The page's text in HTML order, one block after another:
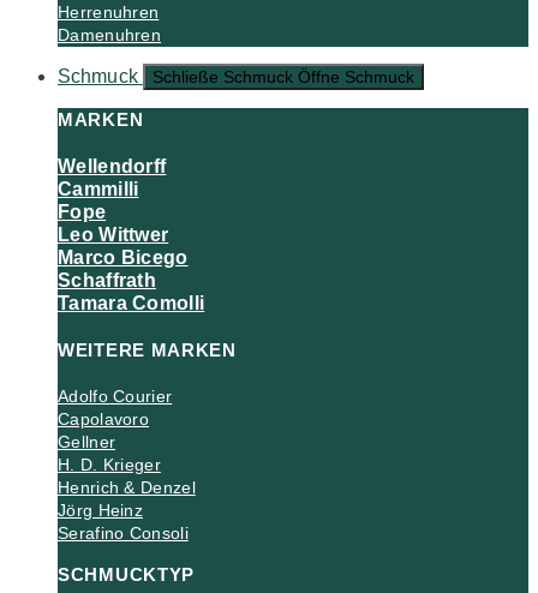
Herrenuhren
Damenuhren
Schmuck Schließe Schmuck Öffne Schmuck
MARKEN
Wellendorff
Cammilli
Fope
Leo Wittwer
Marco Bicego
Schaffrath
Tamara Comolli
WEITERE MARKEN
Adolfo Courier
Capolavoro
Gellner
H. D. Krieger
Henrich & Denzel
Jörg Heinz
Serafino Consoli
SCHMUCKTYP